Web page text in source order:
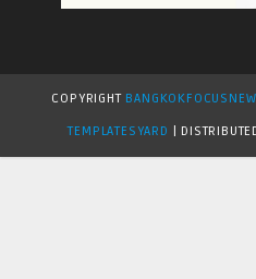
COPYRIGHT
TEMPLATESYARD
|